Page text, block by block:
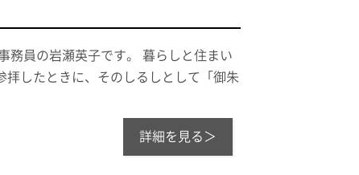
務員の岩瀬英子です。 暮らしと住まい
したときに、そのしるしとして「御朱
詳細を見る＞